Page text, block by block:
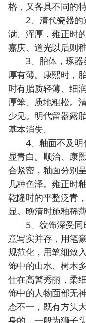
格，又各具不同的特
2、清代瓷器的
满、浑厚，雍正时
嘉庆、道光以后则稚
3、胎体，琢器
厚有薄。康熙时，
时有胎质轻薄、细
厚笨、质地粗松。
少见。明代留器露
基本消失。
4、釉面不及明
显青白。顺治、康
合紧密，釉面分别
几种色泽。雍正时
乾隆时的平整泛青
显。晚清时施釉稀
5、纹饰深受同
意写实并存，用笔
规范化，用笔细致
饰中的山水、树木
仕在高警秀丽，柔
饰中的人物面部无
态不一，既有方头
身的，一般为狮子